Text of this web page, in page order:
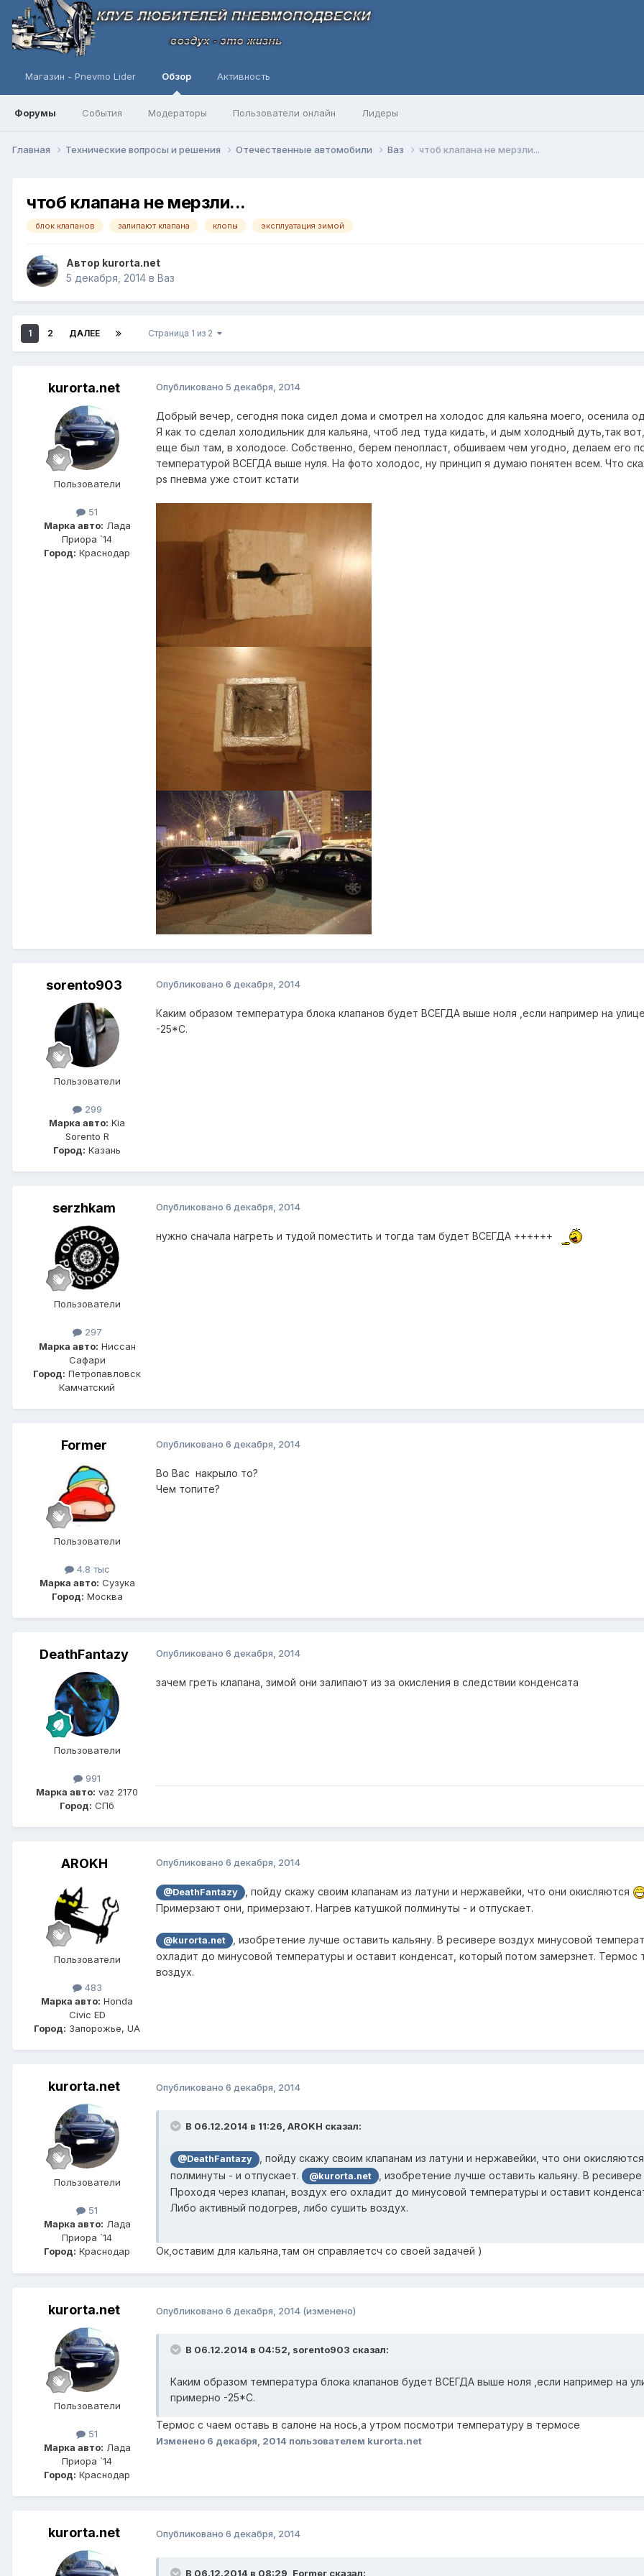
Магазин - Pnevmo Lider Обзор
Форумы События Модераторы Пользователи онлайн Лидеры
Активность
Главная Технические вопросы и решения Отечественные автомобили Ваз чтоб клапана не мерзли...
чтоб клапана не мерзли...
блок клапанов залипают клапана клопы эксплуатация зимой
Автор kurorta.net
5 декабря, 2014 в Ваз
1 2 ДАЛЕЕ Страница 1 из 2
kurorta.net
Пользователи
51
Марка авто: Лада
Приора `14
Город: Краснодар
Опубликовано 5 декабря, 2014
Добрый вечер, сегодня пока сидел дома и смотрел на холодос для кальяна моего, осенила
Я как то сделал холодильник для кальяна, чтоб лед туда кидать, и дым холодный дуть,так
еще был там, в холодосе. Собственно, берем пенопласт, обшиваем чем угодно, делаем его
температурой ВСЕГДА выше нуля. На фото холодос, ну принцип я думаю понятен всем. Что
ps пневма уже стоит кстати
sorento903
Пользователи
299
Марка авто: Kia
Sorento R
Город: Казань
Опубликовано 6 декабря, 2014
Каким образом температура блока клапанов будет ВСЕГДА выше ноля ,если например на
-25*С.
serzhkam
Пользователи
297
Марка авто: Ниссан
Сафари
Город: Петропавловск
Камчатский
Опубликовано 6 декабря, 2014
нужно сначала нагреть и тудой поместить и тогда там будет ВСЕГДА ++++++
Former
Пользователи
4.8 тыс
Марка авто: Сузука
Город: Москва
Опубликовано 6 декабря, 2014
Во Вас накрыло то?
Чем топите?
DeathFantazy
Пользователи
991
Марка авто: vaz 2170
Город: CПб
Опубликовано 6 декабря, 2014
зачем греть клапана, зимой они залипают из за окисления в следствии конденсата
AROKH
Пользователи
483
Марка авто: Honda
Civic ED
Город: Запорожье, UA
Опубликовано 6 декабря, 2014
@DeathFantazy
, пойду скажу своим клапанам из латуни и нержавейки, что они окисляются
Примерзают они, примерзают. Нагрев катушкой полминуты - и отпускает.
@kurorta.net
, изобретение лучше оставить кальяну. В ресивере воздух минусовой
охладит до минусовой температуры и оставит конденсат, который потом замерзнет. Термос
воздух.
kurorta.net
Пользователи
51
Марка авто: Лада
Приора `14
Город: Краснодар
Опубликовано 6 декабря, 2014
В 06.12.2014 в 11:26, AROKH сказал:
@DeathFantazy
, пойду скажу своим клапанам из латуни и нержавейки, что они
полминуты - и отпускает.
@kurorta.net
, изобретение лучше оставить кальяну. В
Проходя через клапан, воздух его охладит до минусовой температуры и оставит
Либо активный подогрев, либо сушить воздух.
Ок,оставим для кальяна,там он справляетсч со своей задачей )
kurorta.net
Пользователи
51
Марка авто: Лада
Приора `14
Город: Краснодар
Опубликовано 6 декабря, 2014 (изменено)
В 06.12.2014 в 04:52, sorento903 сказал:
Каким образом температура блока клапанов будет ВСЕГДА выше ноля ,если например на
примерно -25*С.
Термос с чаем оставь в салоне на нось,а утром посмотри температуру в термосе
Изменено 6 декабря, 2014 пользователем kurorta.net
kurorta.net Опубликовано 6 декабря, 2014
В 06.12.2014 в 08:29, Former сказал: